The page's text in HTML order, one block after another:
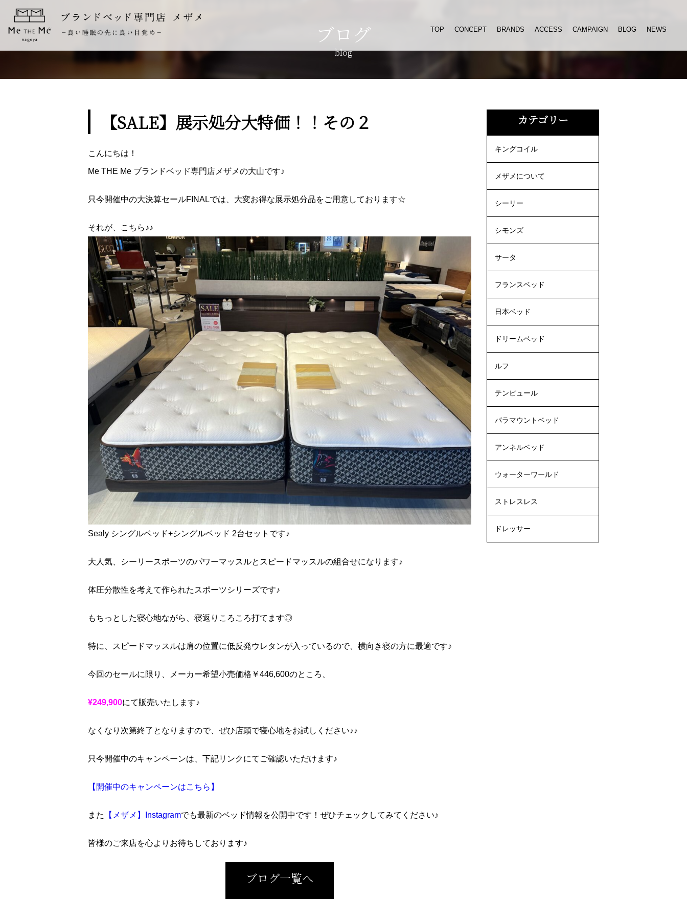
TOP CONCEPT BRANDS ACCESS CAMPAIGN BLOG NEWS
ブログ
blog
【SALE】展示処分大特価！！その２
こんにちは！
Me THE Me ブランドベッド専門店メザメの大山です♪
只今開催中の大決算セールFINALでは、大変お得な展示処分品をご用意しております☆
それが、こちら♪♪
Sealy シングルベッド+シングルベッド 2台セットです♪
大人気、シーリースポーツのパワーマッスルとスピードマッスルの組合せになります♪
体圧分散性を考えて作られたスポーツシリーズです♪
もちっとした寝心地ながら、寝返りころころ打てます◎
特に、スピードマッスルは肩の位置に低反発ウレタンが入っているので、横向き寝の方に最適です♪
今回のセールに限り、メーカー希望小売価格￥446,600のところ、
¥249,900にて販売いたします♪
なくなり次第終了となりますので、ぜひ店頭で寝心地をお試しください♪♪
只今開催中のキャンペーンは、下記リンクにてご確認いただけます♪
【開催中のキャンペーンはこちら】
また 【メザメ】Instagramでも最新のベッド情報を公開中です！ぜひチェックしてみてください♪
皆様のご来店を心よりお待ちしております♪
ブログ一覧へ
カテゴリー
キングコイル
メザメについて
シーリー
シモンズ
サータ
フランスベッド
日本ベッド
ドリームベッド
ルフ
テンピュール
パラマウントベッド
アンネルベッド
ウォーターワールド
ストレスレス
ドレッサー